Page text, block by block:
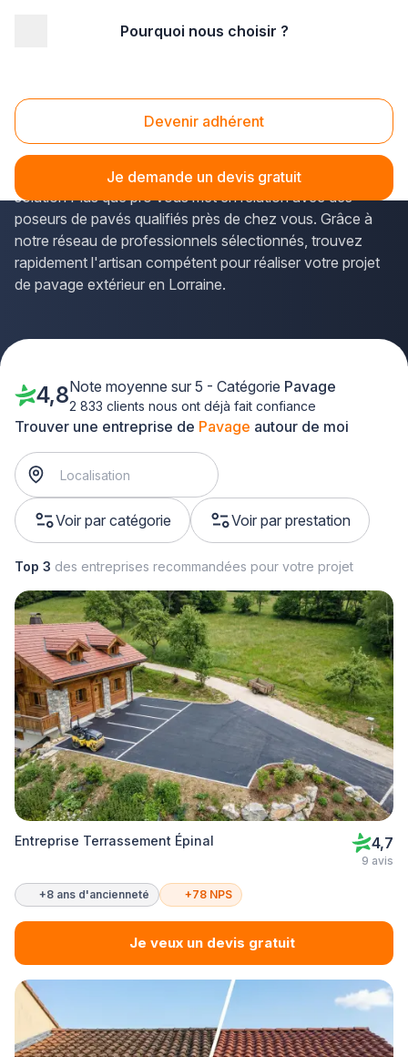
Pourquoi nous choisir ?
Devenir adhérent
Je demande un devis gratuit
Pavage Vosges (88)
Vous envisagez destravaux de pavage dans les
pour embellir votre allée, terrasse ou cour ? La
solution Plus que pro vous met en relation avec des
poseurs de pavés qualifiés près de chez vous. Grâce à
notre réseau de professionnels sélectionnés, trouvez
rapidement l'artisan compétent pour réaliser votre projet
de pavage extérieur en Lorraine.
Trouver une entreprise de Pavage autour de moi
Voir par catégorie Voir par prestation
4,8Note moyenne sur 5 - Catégorie Pavage
2 833 clients nous ont déjà fait confiance
Top 3 des entreprises recommandées pour votre projet
Entreprise Terrassement Épinal 4,7
9 avis
+8 ans d'ancienneté +78 NPS
Je veux un devis gratuit